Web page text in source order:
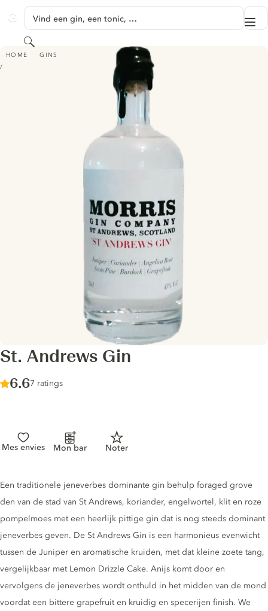
GINVENTORY
Vind een gin, een tonic, …
Zoeken
HOME GINS
ST. ANDREWS GIN
St. Andrews Gin
Score :
6.6/ 10
7 ratings
Mes envies Mon bar Noter
Gin description
Een traditionele jeneverbes dominante gin behulp foraged grove
den van de stad van St Andrews, koriander, engelwortel, klit en roze
pompelmoes met een heerlijk pittige gin dat is nog steeds dominant
jeneverbes geven. De St Andrews Gin is een harmonieus evenwicht
tussen de Juniper en aromatische kruiden, met dat kleine zoete tang,
vergelijkbaar met Lemon Drizzle Cake. Anijs komt door en
vervolgens de jeneverbes wordt onthuld in het midden van de mond
voordat een bittere grapefruit en kruidig ​​en specerijen finish. We